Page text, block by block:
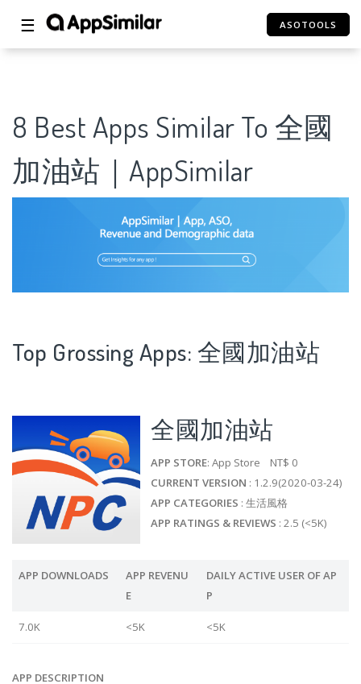
☰ ASOTOOLS
8 Best Apps Similar To 全國
加油站｜AppSimilar
Top Grossing Apps: 全國加油站
全國加油站
APP STORE: App Store NT$ 0
CURRENT VERSION : 1.2.9(2020-03-24)
APP CATEGORIES : 生活風格
APP RATINGS & REVIEWS : 2.5 (<5K)
APP DOWNLOADS
APP REVENU
E
DAILY ACTIVE USER OF AP
P
7.0K <5K <5K
APP DESCRIPTION